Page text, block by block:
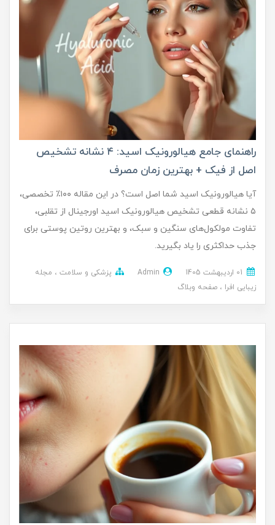
راهنمای جامع هیالورونیک اسید: ۴ نشانه تشخیص
اصل از فیک + بهترین زمان مصرف
آیا هیالورونیک اسید شما اصل است؟ در این مقاله ۱۰۰٪ تخصصی،
۵ نشانه قطعی تشخیص هیالورونیک اسید اورجینال از تقلبی،
تفاوت مولکول‌های سنگین و سبک، و بهترین روتین پوستی برای
جذب حداکثری را یاد بگیرید.
Admin پزشکی و سلامت
مجله
زیبایی افرا
صفحه وبلاگ